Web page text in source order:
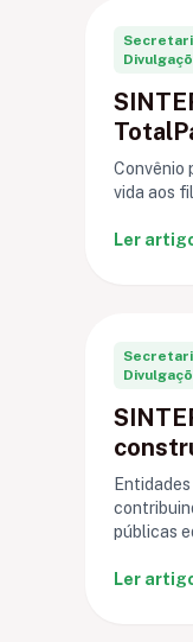
Convênio
vida aos
Ler
de
públicas
Ler